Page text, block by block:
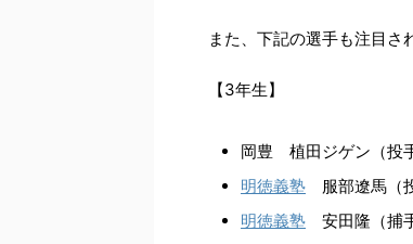
また、下記の選手も注目さ
【3年生】
岡豊 植田ジゲン（投
明徳義塾 服部遼馬（
明徳義塾 安田隆（捕